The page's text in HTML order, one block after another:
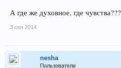
А где же духовное, где чувства???
3 сен 2014
nesha
Пользователи